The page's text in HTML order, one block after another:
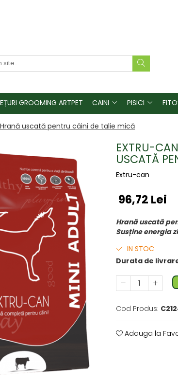
GROOMING ARTPET CAINI PISICI
uscată pentru câini de talie mică
EXTRU-
USCATĂ
Extru-can
96,72 Lei
Hrană uscată
Susține energia
IN STOC
Durata de
Cod Produs:
Adauga la